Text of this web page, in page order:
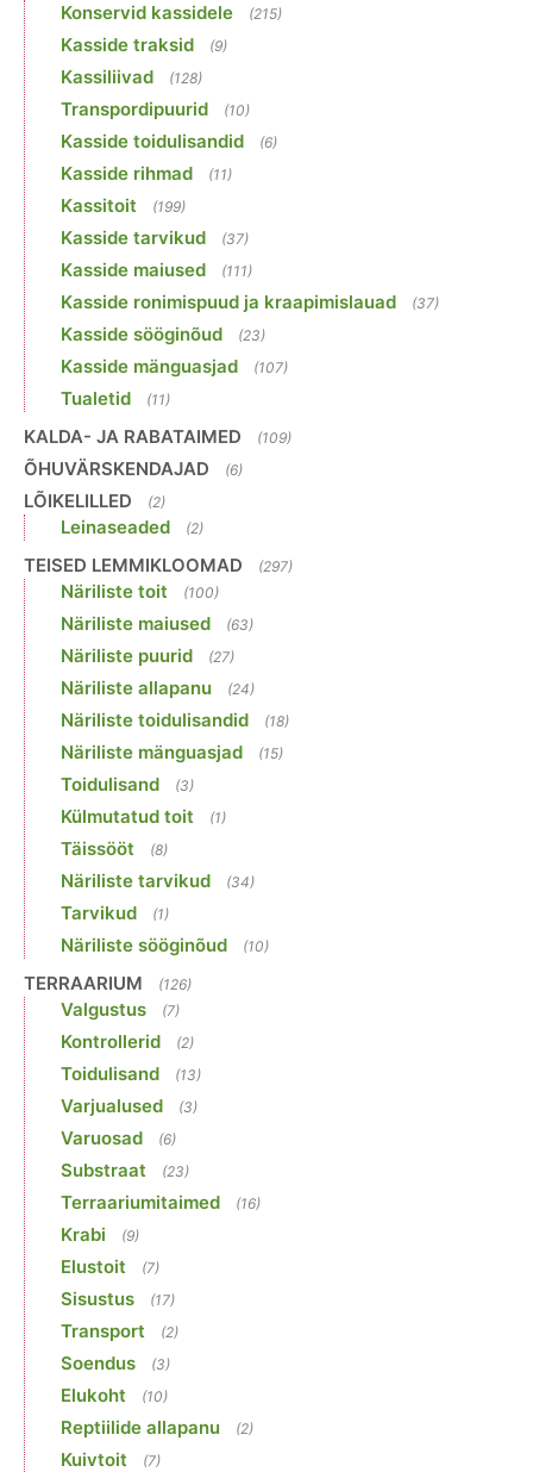
Konservid kassidele (215)
Kasside traksid (9)
Kassiliivad (128)
Transpordipuurid (10)
Kasside toidulisandid (6)
Kasside rihmad (11)
Kassitoit (199)
Kasside tarvikud (37)
Kasside maiused (111)
Kasside ronimispuud ja kraapimislauad (37)
Kasside sööginõud (23)
Kasside mänguasjad (107)
Tualetid (11)
KALDA- JA RABATAIMED (109)
ÕHUVÄRSKENDAJAD (6)
LÕIKELILLED (2)
Leinaseaded (2)
TEISED LEMMIKLOOMAD (297)
Näriliste toit (100)
Näriliste maiused (63)
Näriliste puurid (27)
Näriliste allapanu (24)
Näriliste toidulisandid (18)
Näriliste mänguasjad (15)
Toidulisand (3)
Külmutatud toit (1)
Täissööt (8)
Näriliste tarvikud (34)
Tarvikud (1)
Näriliste sööginõud (10)
TERRAARIUM (126)
Valgustus (7)
Kontrollerid (2)
Toidulisand (13)
Varjualused (3)
Varuosad (6)
Substraat (23)
Terraariumitaimed (16)
Krabi (9)
Elustoit (7)
Sisustus (17)
Transport (2)
Soendus (3)
Elukoht (10)
Reptiilide allapanu (2)
Kuivtoit (7)